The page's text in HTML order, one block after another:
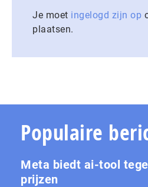
Je moet ingelogd zijn op
plaatsen.
Populaire
Meta biedt ai-tool
prijzen